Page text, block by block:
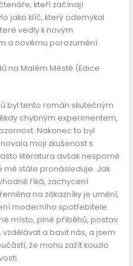
kteří začínají
jako klíč, který odemykal
vedly k novým
a novému porozumění.
na Malém Méstě (Edice
byl tento román skutečným
chybným experimentem,
Nakonec to byl
moji zkušenost s
literatura avšak nesporně
mě stále pronásleduje. Jak
říká, zachycení
na zákazníky je umění,
moderního spotřebitele.
místo, plné příběhů, postav
a bavit nás, a jsem
že mohu zažít kouzlo